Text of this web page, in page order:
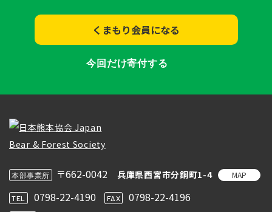
くまもり会員になる
今回だけ寄付する
本部事業所 〒662-0042 兵庫県西宮市分銅町1-4 MAP
TEL 0798-22-4190 FAX
0798-22-4196